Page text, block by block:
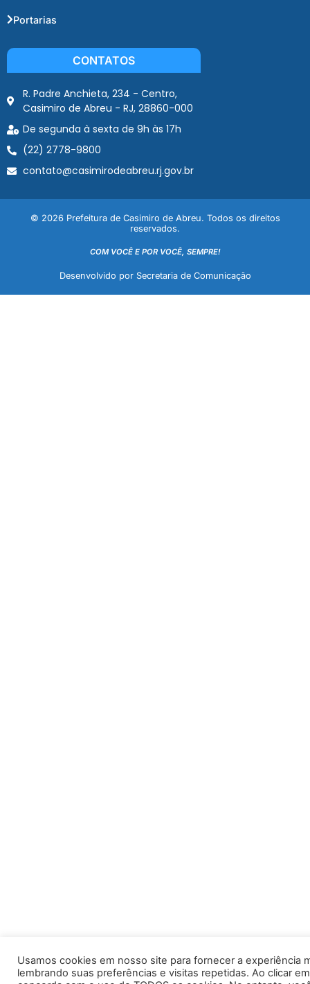
Portarias
CONTATOS
R. Padre Anchieta, 234 - Centro,
Casimiro de Abreu - RJ, 28860-000
De segunda à sexta de 9h às 17h
(22) 2778-9800
contato@casimirodeabreu.rj.gov.br
© 2026 Prefeitura de Casimiro de Abreu. Todos os direitos
reservados.
COM VOCÊ E POR VOCÊ, SEMPRE!
Desenvolvido por Secretaria de Comunicação
Usamos cookies em nosso site para fornecer a experiência
lembrando suas preferências e visitas repetidas. Ao clicar